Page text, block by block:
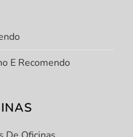
E Recomendo